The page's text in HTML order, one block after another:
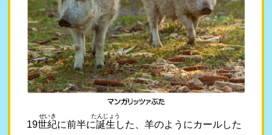
19世紀
せいき
に前半に誕生
たんじょう
した、羊のようにカールした